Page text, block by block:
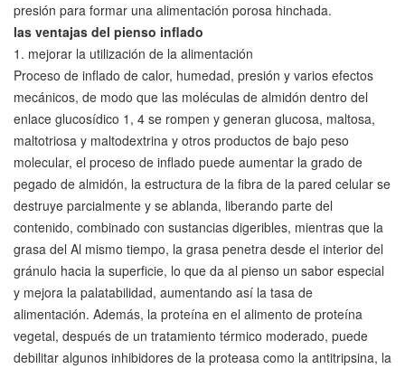
presión para formar una alimentación porosa hinchada.
las ventajas del pienso inflado
1. mejorar la utilización de la alimentación
Proceso de inflado de calor, humedad, presión y varios efectos
mecánicos, de modo que las moléculas de almidón dentro del
enlace glucosídico 1, 4 se rompen y generan glucosa, maltosa,
maltotriosa y maltodextrina y otros productos de bajo peso
molecular, el proceso de inflado puede aumentar la grado de
pegado de almidón, la estructura de la fibra de la pared celular se
destruye parcialmente y se ablanda, liberando parte del
contenido, combinado con sustancias digeribles, mientras que la
grasa del Al mismo tiempo, la grasa penetra desde el interior del
gránulo hacia la superficie, lo que da al pienso un sabor especial
y mejora la palatabilidad, aumentando así la tasa de
alimentación. Además, la proteína en el alimento de proteína
vegetal, después de un tratamiento térmico moderado, puede
debilitar algunos inhibidores de la proteasa como la antitripsina, la